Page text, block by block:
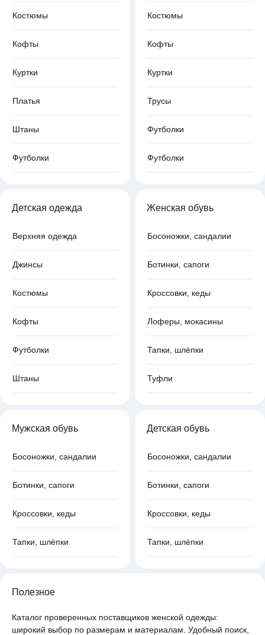
Полезное
Каталог проверенных поставщиков женской одежды:
широкий выбор по размерам и материалам. Удобный поиск,
Костюмы
Кофты
Куртки
Платья
Штаны
Футболки
Костюмы
Кофты
Куртки
Трусы
Футболки
Футболки
Детская одежда
Верхняя одежда
Джинсы
Костюмы
Кофты
Футболки
Штаны
Женская обувь
Босоножки, сандалии
Ботинки, сапоги
Кроссовки, кеды
Лоферы, мокасины
Тапки, шлёпки
Туфли
Мужская обувь
Босоножки, сандалии
Ботинки, сапоги
Кроссовки, кеды
Тапки, шлёпки
Детская обувь
Босоножки, сандалии
Ботинки, сапоги
Кроссовки, кеды
Тапки, шлёпки